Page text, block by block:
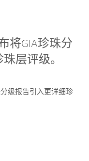
将GIA珍珠分
层评级。
级报告引入更详细珍